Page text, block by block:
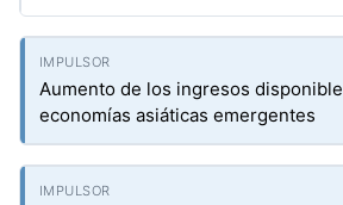
Aumento de los ingresos
economías asiáticas emergentes